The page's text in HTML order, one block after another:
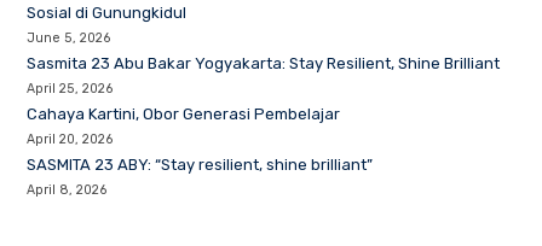
Sosial di Gunungkidul
June 5, 2026
Sasmita 23 Abu Bakar Yogyakarta: Stay Resilient, Shine Brilliant
April 25, 2026
Cahaya Kartini, Obor Generasi Pembelajar
April 20, 2026
SASMITA 23 ABY: “Stay resilient, shine brilliant”
April 8, 2026